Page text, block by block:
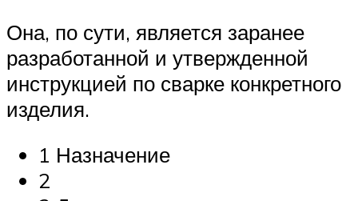
Она, по сути, является заранее
разработанной и утвержденной
инструкцией по сварке конкретного
изделия.
1 Назначение
2